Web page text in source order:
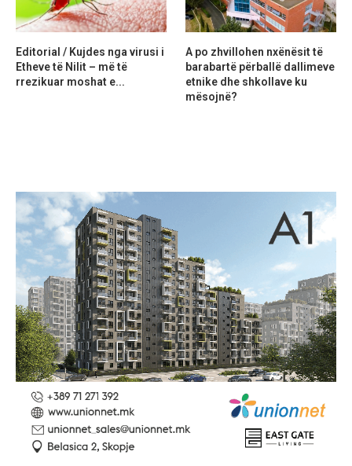
Editorial / Kujdes nga virusi i
Etheve të Nilit – më të
rrezikuar moshat e...
A po zhvillohen nxënësit të
barabartë përballë dallimeve
etnike dhe shkollave ku
mësojnë?